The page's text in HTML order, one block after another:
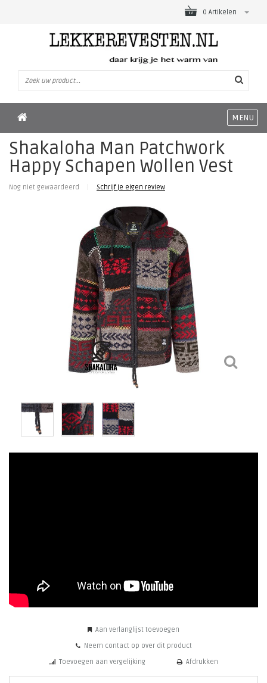
0 Artikelen
MENU
Shakaloha Man Patchwork
Happy Schapen Wollen Vest
Nog niet gewaardeerd Schrijf je eigen review
Aan verlanglijst toevoegen
Neem contact op over dit product
Toevoegen aan vergelijking Afdrukken